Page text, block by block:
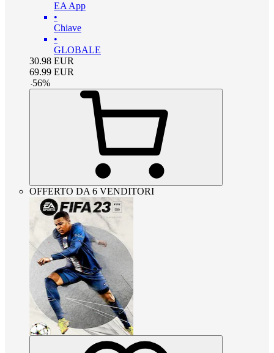
EA App
•
Chiave
•
GLOBALE
30.98 EUR
69.99 EUR
-56%
OFFERTO DA 6 VENDITORI